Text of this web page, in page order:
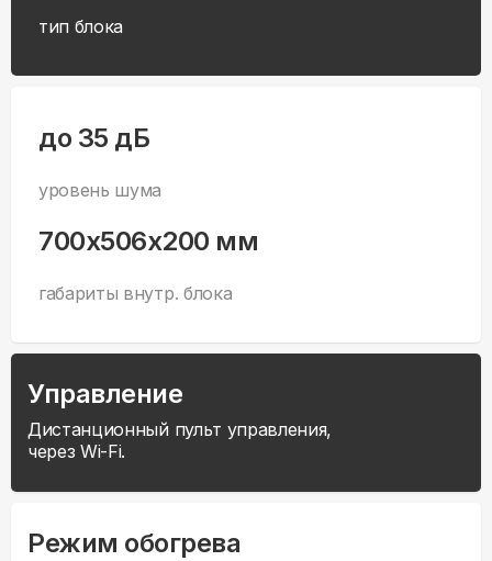
тип блока
до 35 дБ
уровень шума
700x506x200 мм
габариты внутр. блока
Управление
Дистанционный пульт управления,
через Wi-Fi.
Режим обогрева